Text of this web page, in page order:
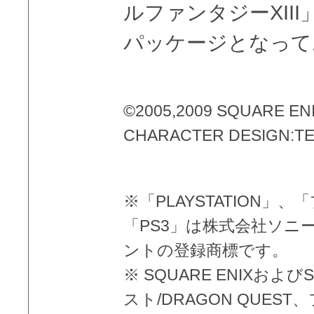
ルファンタジーXIII
パッケージとなっ
©2005,2009 SQUARE
CHARACTER
※「PLAYSTATION」、
「PS3」は株式会社ソ
ントの登録商標です。
※ SQUARE ENIXおよび
スト/DRAGON QUEST